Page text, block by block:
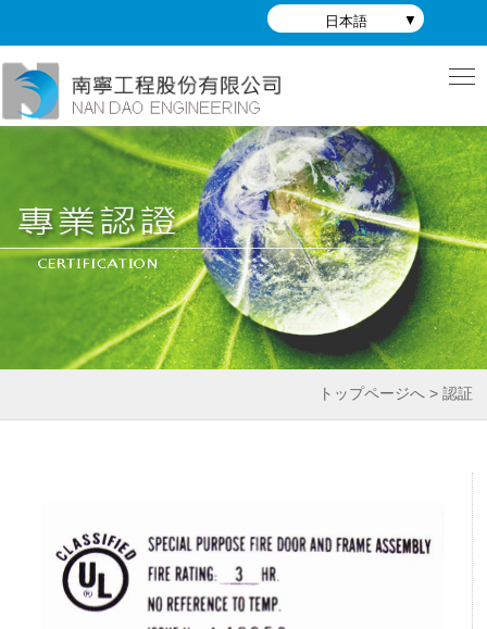
日本語
トップページへ > 認証